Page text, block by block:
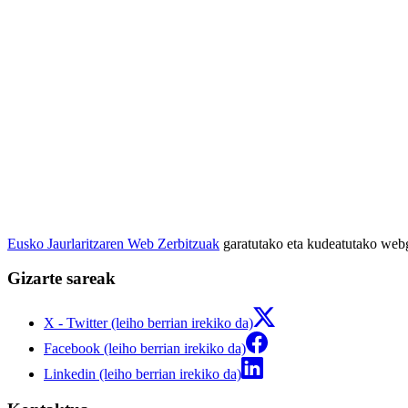
Eusko Jaurlaritzaren Web Zerbitzuak garatutako eta kudeatutako
Gizarte sareak
X - Twitter (leiho berrian irekiko da)
Facebook (leiho berrian irekiko da)
Linkedin (leiho berrian irekiko da)